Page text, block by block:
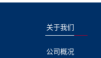
关于我们
公司概况